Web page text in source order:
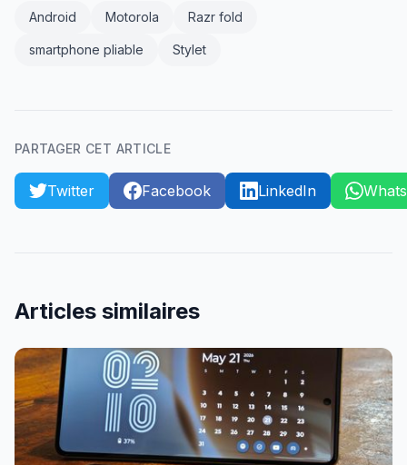
Android Motorola Razr fold
smartphone pliable Stylet
PARTAGER CET ARTICLE
Twitter Facebook LinkedIn
Articles similaires